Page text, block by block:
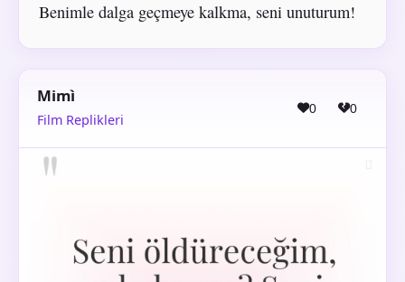
Benimle dalga geçmeye kalkma, seni unuturum!
Mimì
Film Replikleri
0 0